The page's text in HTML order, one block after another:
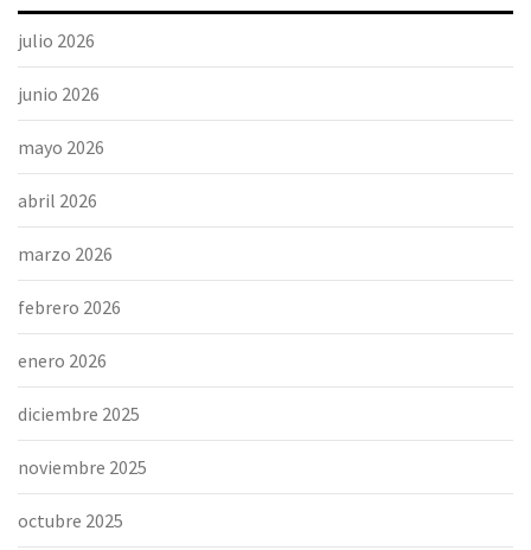
julio 2026
junio 2026
mayo 2026
abril 2026
marzo 2026
febrero 2026
enero 2026
diciembre 2025
noviembre 2025
octubre 2025